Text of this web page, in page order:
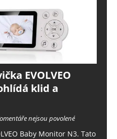
EVOLVEO
klid a
nejsou povolené
Baby Monitor N3. Tato